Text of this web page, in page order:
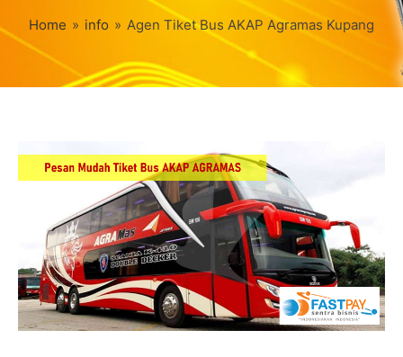
Home » info » Agen Tiket Bus AKAP Agramas Kupang